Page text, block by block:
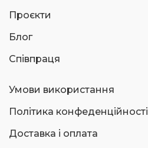
Проєкти
Блог
Співпраця
Умови використання
Політика конфеденційності
Доставка і оплата